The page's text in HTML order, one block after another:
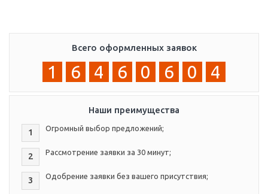
Всего оформленных заявок
1 6 4 6 0 6 0 4
Наши преимущества
1 Огромный выбор предложений;
2 Рассмотрение заявки за 30 минут;
3 Одобрение заявки без вашего присутствия;